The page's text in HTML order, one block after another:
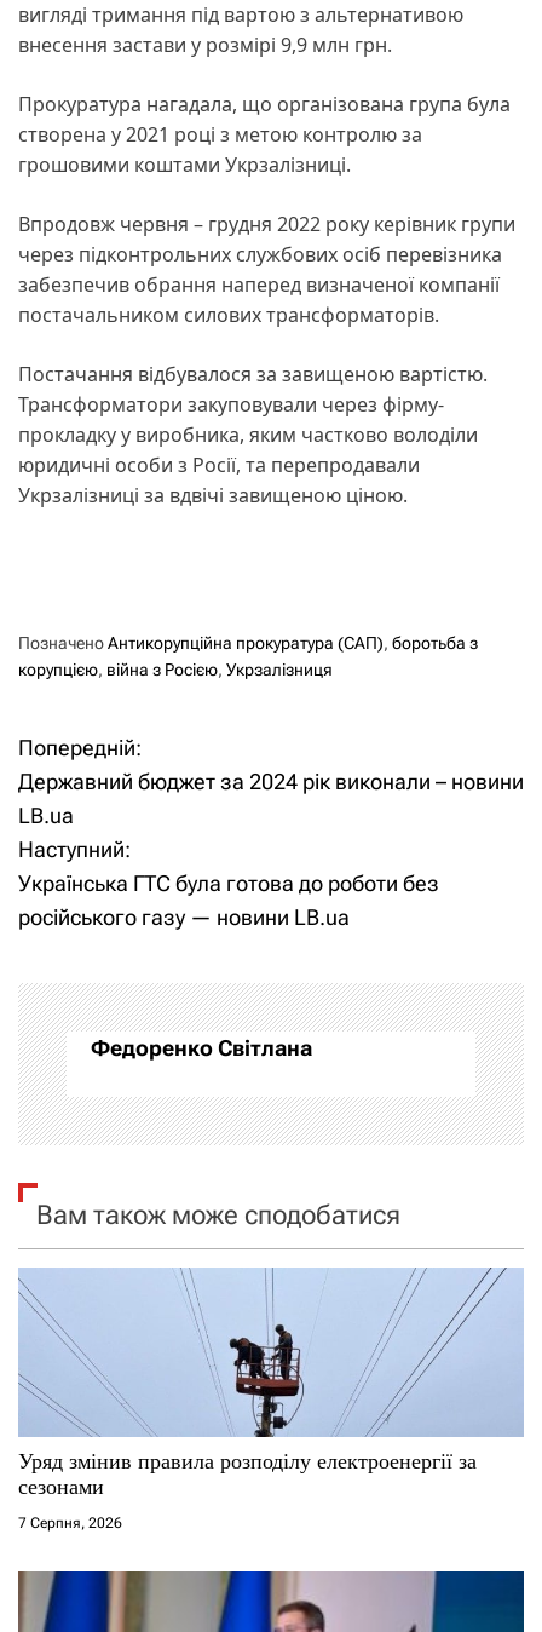
вигляді тримання під вартою з альтернативою
внесення застави у розмірі 9,9 млн грн.
Прокуратура нагадала, що організована група була
створена у 2021 році з метою контролю за
грошовими коштами Укрзалізниці.
Впродовж червня – грудня 2022 року керівник групи
через підконтрольних службових осіб перевізника
забезпечив обрання наперед визначеної компанії
постачальником силових трансформаторів.
Постачання відбувалося за завищеною вартістю.
Трансформатори закуповували через фірму-
прокладку у виробника, яким частково володіли
юридичні особи з Росії, та перепродавали
Укрзалізниці за вдвічі завищеною ціною.
ПозначеноАнтикорупційна прокуратура (САП), боротьба з
корупцією, війна з Росією, Укрзалізниця
Н
а
в
і
а
ц
і
а
и
с
і
в
Попередній:
Державний бюджет за 2024 рік виконали – новини
LB.ua
Наступний:
Українська ГТС була готова до роботи без
російського газу — новини LB.ua
Федоренко Світлана
Вам також може сподобатися
Уряд змінив правила розподілу електроенергії за
сезонами
7 Серпня, 2026